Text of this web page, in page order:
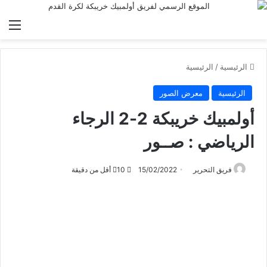
الرئيسية / الرئيسية
الرئيسية معرض الصور
أولمبيك خريبكة 2-2 الرجاء
الرياضي : صــور
فريق التحرير 15/02/2022 أقل من دقيقة